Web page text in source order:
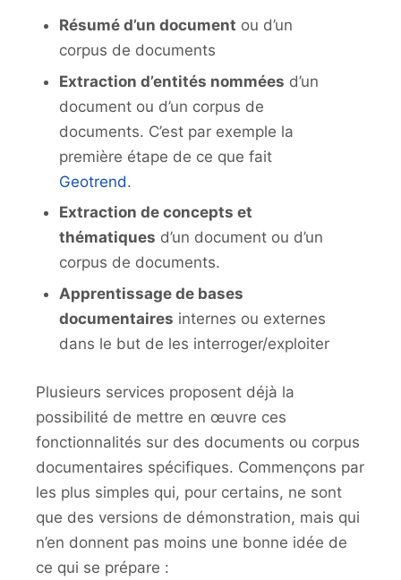
Résumé d’un document ou d’un
corpus de documents
Extraction d’entités nommées d’un
document ou d’un corpus de
documents. C’est par exemple la
première étape de ce que fait
Geotrend.
Extraction de concepts et
thématiques d’un document ou d’un
corpus de documents.
Apprentissage de bases
documentaires internes ou externes
dans le but de les interroger/exploiter
Plusieurs services proposent déjà la
possibilité de mettre en œuvre ces
fonctionnalités sur des documents ou corpus
documentaires spécifiques. Commençons par
les plus simples qui, pour certains, ne sont
que des versions de démonstration, mais qui
n’en donnent pas moins une bonne idée de
ce qui se prépare :